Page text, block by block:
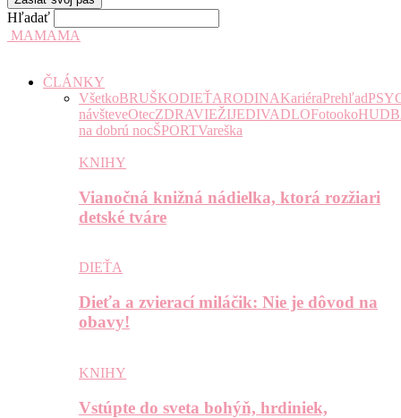
Hľadať
MAMAMA
ČLÁNKY
VšetkoBRUŠKODIEŤARODINAKariéraPrehľad
návšteveOtecZDRAVIEŽIJEDIVADLOFotooko
na dobrú nocŠPORTVareška
KNIHY
Vianočná knižná nádielka, ktorá rozžiari
detské tváre
DIEŤA
Dieťa a zvierací miláčik: Nie je dôvod na
obavy!
KNIHY
Vstúpte do sveta bohýň, hrdiniek,